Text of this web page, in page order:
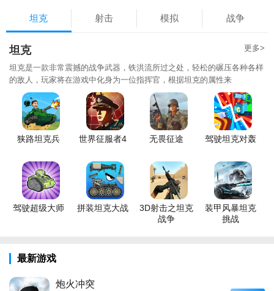
坦克 射击 模拟 战争
坦克 更多>
坦克是一款非常震撼的战争武器，铁洪流所过之处，轻松的碾压各种各样
的敌人，玩家将在游戏中化身为一位指挥官，根据坦克的属性来
狭路坦克兵 世界征服者4 无畏征途 驾驶坦克对轰
驾驶超级大师 拼装坦克大战
3D射击之坦克
战争
装甲风暴坦克
挑战
最新游戏
炮火冲突